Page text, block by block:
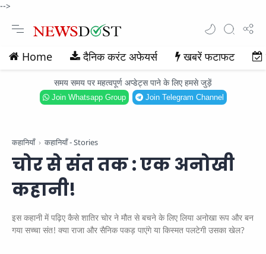
-->
Home दैनिक करंट अफेयर्स खबरें फटाफट
समय समय पर महत्वपूर्ण अप्डेट्स पाने के लिए हमसे जुड़ें
Join Whatsapp Group Join Telegram Channel
कहानियाँ कहानियाँ - Stories
चोर से संत तक : एक अनोखी
कहानी!
इस कहानी में पढ़िए कैसे शातिर चोर ने मौत से बचने के लिए लिया अनोखा रूप और बन
गया सच्चा संत! क्या राजा और सैनिक पकड़ पाएंगे या किस्मत पलटेगी उसका खेल?